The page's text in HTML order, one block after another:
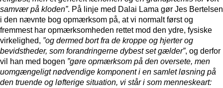
samvær på kloden”. På linje med Dalai Lama gør Jes Bertelsen
i den nævnte bog opmærksom på, at vi normalt først og
fremmest har opmærksomheden rettet mod den ydre, fysiske
virkelighed, ”og dermed bort fra de kroppe og hjerter og
bevidstheder, som forandringerne dybest set gælder”, og derfor
vil han med bogen ”gøre opmærksom på den oversete, men
uomgængeligt nødvendige komponent i en samlet løsning på
den truende og løfterige situation, vi står i som menneskeart: